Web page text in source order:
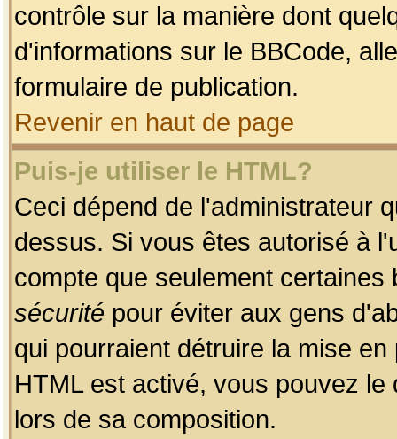
contrôle sur la manière dont
d'informations sur le BBCode,
formulaire de publication.
Revenir en haut de page
Puis-je utiliser le HTML?
Ceci dépend de l'administrateur
dessus. Si vous êtes autorisé à
compte que seulement
sécurité pour éviter aux gens
qui pourraient détruire la mise
HTML est activé, vous pouvez
lors de sa composition.